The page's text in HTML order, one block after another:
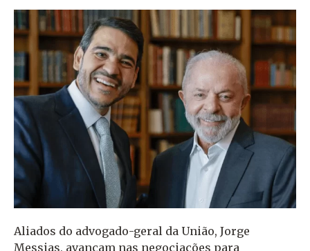
Aliados do advogado-geral da União, Jorge
Messias, avançam nas negociações para